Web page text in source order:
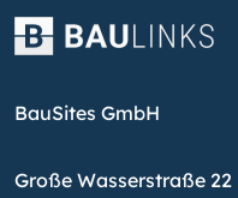
BauSites GmbH
Große Wasserstraße 22